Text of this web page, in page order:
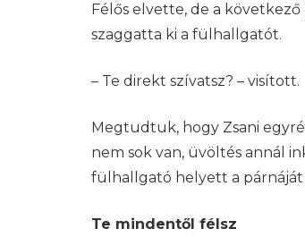
Félős elvette, de a
szaggatta ki a fülhallgatót.
– Te direkt szívatsz? – visított.
Megtudtuk, hogy Zsani
nem sok van, üvöltés annál
fülhallgató helyett a párnáját
Te mindentől félsz